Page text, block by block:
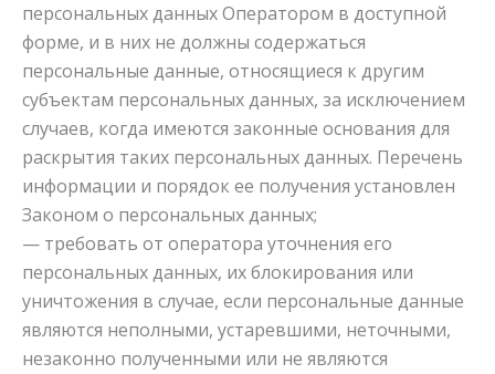
персональных данных Оператором в доступной
форме, и в них не должны содержаться
персональные данные, относящиеся к другим
субъектам персональных данных, за исключением
случаев, когда имеются законные основания для
раскрытия таких персональных данных. Перечень
информации и порядок ее получения установлен
Законом о персональных данных;
— требовать от оператора уточнения его
персональных данных, их блокирования или
уничтожения в случае, если персональные данные
являются неполными, устаревшими, неточными,
незаконно полученными или не являются